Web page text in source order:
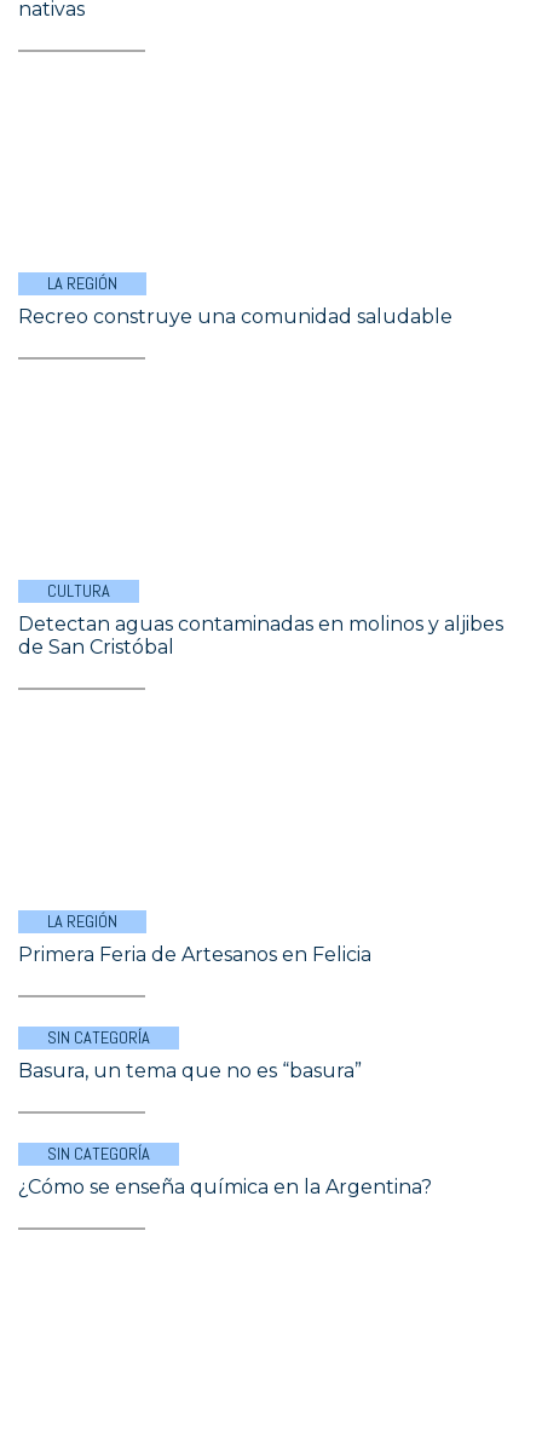
nativas
LA REGIÓN
Recreo construye una comunidad saludable
CULTURA
Detectan aguas contaminadas en molinos y aljibes
de San Cristóbal
LA REGIÓN
Primera Feria de Artesanos en Felicia
SIN CATEGORÍA
Basura, un tema que no es “basura”
SIN CATEGORÍA
¿Cómo se enseña química en la Argentina?